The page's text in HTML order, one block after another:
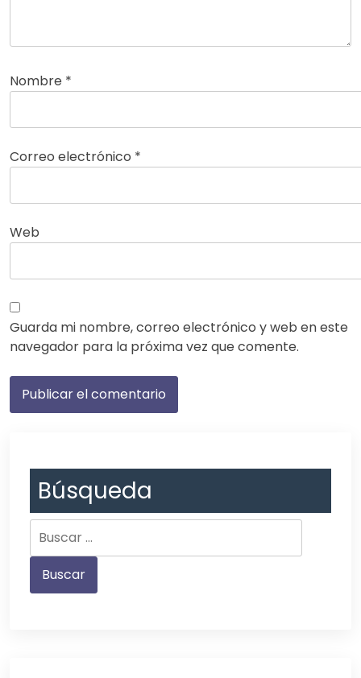
Nombre *
Correo electrónico *
Web
Guarda mi nombre, correo electrónico y web en este
navegador para la próxima vez que comente.
Búsqueda